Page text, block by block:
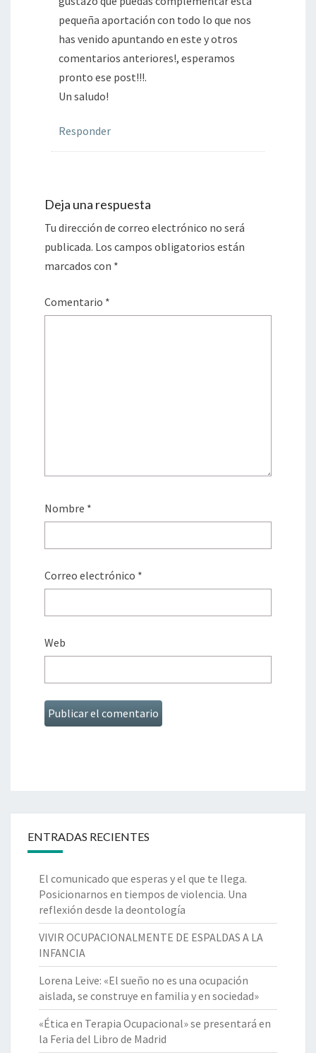
pequeña aportación con todo lo que nos
has venido apuntando en este y otros
comentarios anteriores!, esperamos
pronto ese post!!!.
Un saludo!
Responder
Deja una respuesta
Tu dirección de correo electrónico no será
publicada. Los campos obligatorios están
marcados con *
Comentario *
Nombre *
Correo electrónico *
Web
ENTRADAS RECIENTES
El comunicado que esperas y el que te llega.
Posicionarnos en tiempos de violencia. Una
reflexión desde la deontología
VIVIR OCUPACIONALMENTE DE ESPALDAS A LA
INFANCIA
Lorena Leive: «El sueño no es una ocupación
aislada, se construye en familia y en sociedad»
«Ética en Terapia Ocupacional» se presentará en
la Feria del Libro de Madrid